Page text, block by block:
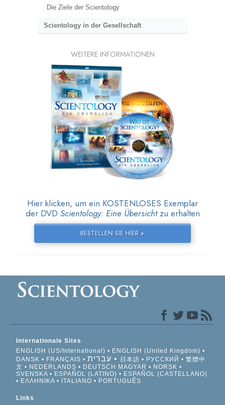
Die Ziele der Scientology
Scientology in der Gesellschaft
WEITERE INFORMATIONEN
Hier klicken, um ein KOSTENLOSES Exemplar
der DVD Scientology: Eine Übersichtzu erhalten
BESTELLEN SIE HIER »
Internationale Sites
ENGLISH (US/International)
ENGLISH (United Kingdom)
DANSK
FRANÇAIS עברית 日本語 РУССКИЙ
繁體中
文
NEDERLANDS DEUTSCH MAGYAR
NORSK
SVENSKA
ESPAÑOL (LATINO)
ESPAÑOL (CASTELLANO)
ΕΛΛΗΝΙΚA
ITALIANO PORTUGUÊS
Links